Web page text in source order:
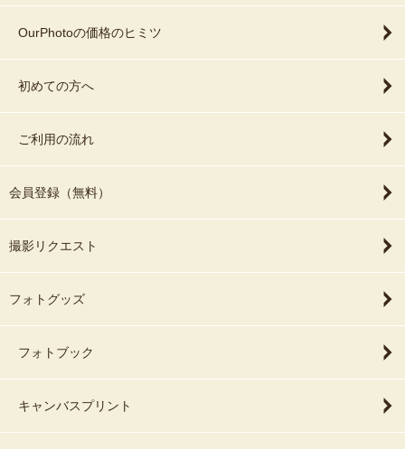
OurPhotoの価格のヒミツ
初めての方へ
ご利用の流れ
会員登録（無料）
撮影リクエスト
フォトグッズ
フォトブック
キャンバスプリント